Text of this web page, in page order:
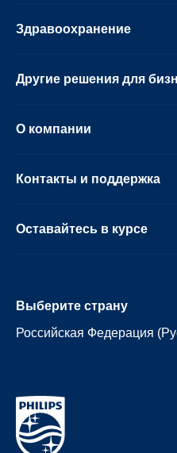
Здравоохранение
Другие решения для
О компании
Контакты и поддержка
Оставайтесь в курсе
Выберите страну
Российская Федерация